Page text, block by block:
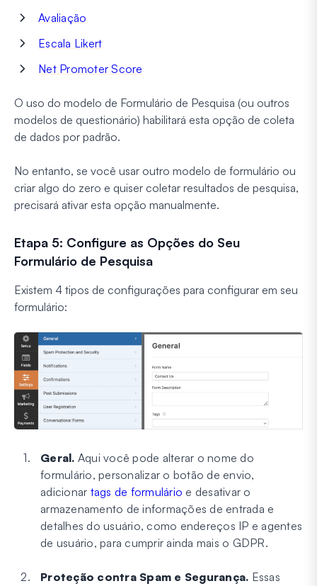
Avaliação
Escala Likert
Net Promoter Score
O uso do modelo de Formulário de Pesquisa (ou outros
modelos de questionário) habilitará esta opção de coleta
de dados por padrão.
No entanto, se você usar outro modelo de formulário ou
criar algo do zero e quiser coletar resultados de pesquisa,
precisará ativar esta opção manualmente.
Etapa 5: Configure as Opções do Seu
Formulário de Pesquisa
Existem 4 tipos de configurações para configurar em seu
formulário:
Geral. Aqui você pode alterar o nome do
formulário, personalizar o botão de envio,
adicionar tags de formulário e desativar o
armazenamento de informações de entrada e
detalhes do usuário, como endereços IP e agentes
de usuário, para cumprir ainda mais o GDPR.
Proteção contra Spam e Segurança. Essas